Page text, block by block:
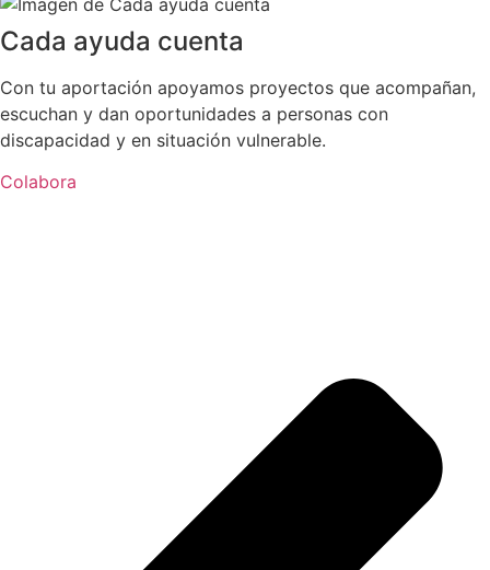
Cada ayuda cuenta
Con tu aportación apoyamos proyectos que acompañan,
escuchan y dan oportunidades a personas con
discapacidad y en situación vulnerable.
Colabora